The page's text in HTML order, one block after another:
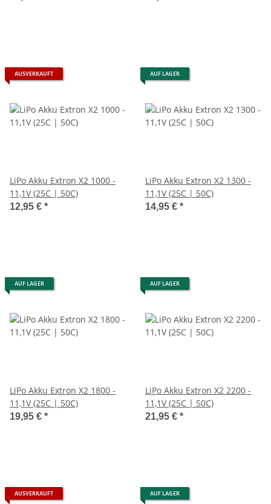
AUSVERKAUFT
LiPo Akku Extron X2 1000 -
11,1V (25C | 50C)
12,95 € *
AUF LAGER
LiPo Akku Extron X2 1300 -
11,1V (25C | 50C)
14,95 € *
AUF LAGER
LiPo Akku Extron X2 1800 -
11,1V (25C | 50C)
19,95 € *
AUF LAGER
LiPo Akku Extron X2 2200 -
11,1V (25C | 50C)
21,95 € *
AUSVERKAUFT AUF LAGER